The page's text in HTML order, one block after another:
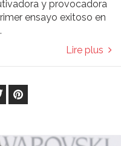
y provocadora
ensayo exitoso en
Lire plus